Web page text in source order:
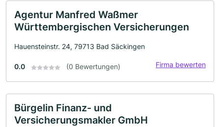
Agentur Manfred Waßmer
Württembergischen Versicherungen
Hauensteinstr. 24, 79713 Bad Säckingen
0.0 (0 Bewertungen) Firma bewerten
Bürgelin Finanz- und
Versicherungsmakler GmbH